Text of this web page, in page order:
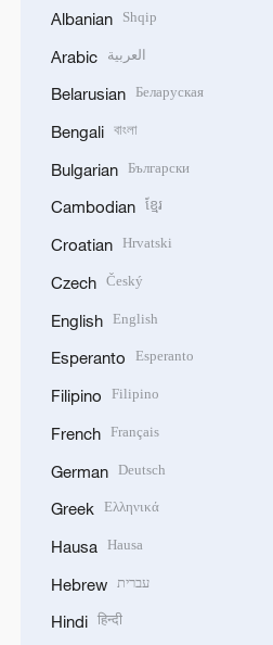
Albanian Shqip
Arabic العربية
Belarusian Беларуская
Bengali বাংলা
Bulgarian Български
Cambodian ខ្មែរ
Croatian Hrvatski
Czech Český
English English
Esperanto Esperanto
Filipino Filipino
French Français
German Deutsch
Greek Ελληνικά
Hausa Hausa
Hebrew עברית
Hindi हिन्दी